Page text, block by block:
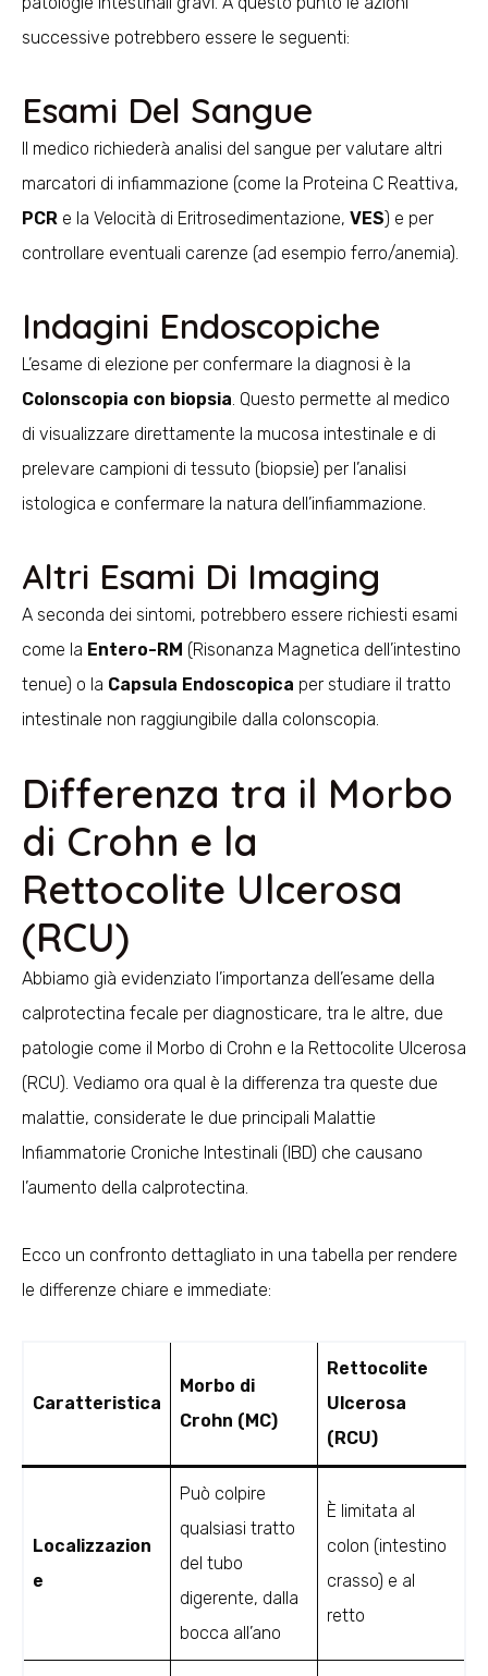
successive potrebbero essere le seguenti:
Esami Del Sangue
Il medico richiederà analisi del sangue per valutare altri
marcatori di infiammazione (come la Proteina C Reattiva,
PCR e la Velocità di Eritrosedimentazione, VES) e per
controllare eventuali carenze (ad esempio ferro/anemia).
Indagini Endoscopiche
L’esame di elezione per confermare la diagnosi è la
Colonscopia con biopsia . Questo permette al medico
di visualizzare direttamente la mucosa intestinale e di
prelevare campioni di tessuto (biopsie) per l’analisi
istologica e confermare la natura dell’infiammazione.
Altri Esami Di Imaging
A seconda dei sintomi, potrebbero essere richiesti esami
come la Entero-RM (Risonanza Magnetica dell’intestino
tenue) o la Capsula Endoscopica per studiare il tratto
intestinale non raggiungibile dalla colonscopia.
Differenza tra il Morbo
di Crohn e la
Rettocolite Ulcerosa
(RCU)
Abbiamo già evidenziato l’importanza dell’esame della
calprotectina fecale per diagnosticare, tra le altre, due
patologie come il Morbo di Crohn e la Rettocolite Ulcerosa
(RCU). Vediamo ora qual è la differenza tra queste due
malattie, considerate le due principali Malattie
Infiammatorie Croniche Intestinali (IBD) che causano
l’aumento della calprotectina.
Ecco un confronto dettagliato in una tabella per rendere
le differenze chiare e immediate:
Caratteristica
Morbo di
Crohn (MC)
Rettocolite
Ulcerosa
(RCU)
Localizzazion
e
Può colpire
qualsiasi tratto
del tubo
digerente, dalla
bocca all’ano
È limitata al
colon (intestino
crasso) e al
retto